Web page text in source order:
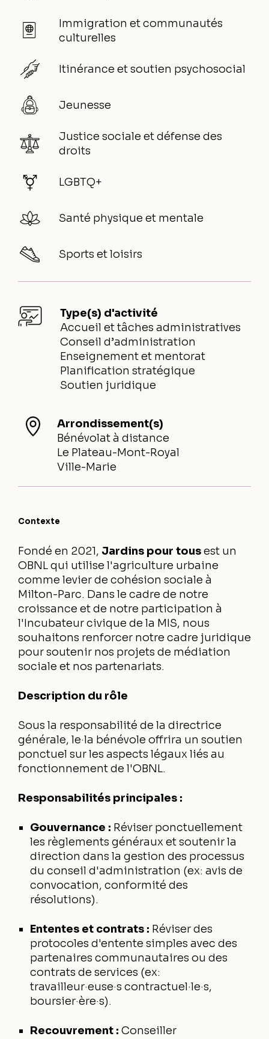
Immigration et communautés
culturelles
Itinérance et soutien psychosocial
Jeunesse
Justice sociale et défense des
droits
LGBTQ+
Santé physique et mentale
Sports et loisirs
Type(s) d'activité
Accueil et tâches administratives
Conseil d’administration
Enseignement et mentorat
Planification stratégique
Soutien juridique
Arrondissement(s)
Bénévolat à distance
Le Plateau-Mont-Royal
Ville-Marie
Contexte
Fondé en 2021, Jardins pour tousest un
OBNL qui utilise l'agriculture urbaine
comme levier de cohésion sociale à
Milton-Parc. Dans le cadre de notre
croissance et de notre participation à
l'Incubateur civique de la MIS, nous
souhaitons renforcer notre cadre juridique
pour soutenir nos projets de médiation
sociale et nos partenariats.
Description du rôle
Sous la responsabilité de la directrice
générale, le·la bénévole offrira un soutien
ponctuel sur les aspects légaux liés au
fonctionnement de l'OBNL.
Responsabilités principales :
Gouvernance : Réviser ponctuellement
les règlements généraux et soutenir la
direction dans la gestion des processus
du conseil d'administration (ex: avis de
convocation, conformité des
résolutions).
Ententes et contrats : Réviser des
protocoles d'entente simples avec des
partenaires communautaires ou des
contrats de services (ex:
travailleur·euse·s contractuel·le·s,
boursier·ère·s).
Recouvrement : Conseiller